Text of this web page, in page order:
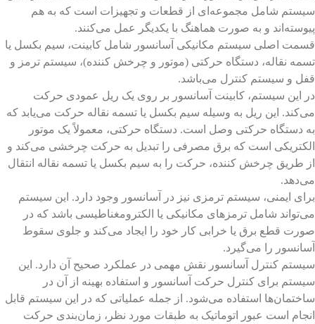
سیستم شامل مجموعه‌ای از قطعات و تجهیزات است که به هم
پیوسته‌اند و به صورت هماهنگ با یکدیگر عمل می‌کنند.
قسمت اصلی سیستم مکانیکی آسانسور شامل کابینت، سیم بکسل یا
تسمه نقاله، دستگاه حرکتی (موتور و چرخش کننده)، سیستم ترمز و
قفل و سیستم کنترل می‌باشد.
در این سیستم، کابینت آسانسور بر روی یک ریل عمودی حرکت
می‌کند. این ریل به وسیله سیم بکسل یا تسمه نقاله حرکت می‌یابد که
به دستگاه حرکتی وصل است. دستگاه حرکتی، معمولاً یک موتور
الکتریکی است که برق مصرفی را تبدیل به حرکت چرخشی می‌کند و
از طریق چرخش کننده، حرکت را به سیم بکسل یا تسمه نقاله انتقال
می‌دهد.
برای ایمنی، سیستم ترمزی نیز در آسانسور وجود دارد. این سیستم
می‌تواند شامل ترمزهای مکانیکی یا الکترومغناطیسی باشد که در
صورت قطع برق یا خرابی کار خود را ایجاد می‌کند و جلوی سقوط
آسانسور را می‌گیرد.
سیستم کنترل آسانسور نقش مهمی در عملکرد صحیح آن دارد. این
سیستم برای کنترل حرکت آسانسور و استفاده بهینه از آن در
ساختمان‌ها استفاده می‌شود. از جمله عملیاتی که در این سیستم قابل
انجام است عبور اتوماتیک به طبقات مورد نظر، زمان‌بندی حرکت